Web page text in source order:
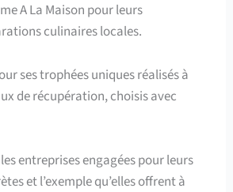
A La Maison pour leurs
culinaireslocales.
sestrophéesuniquesréalisés à
de récupération, choisis avec
entreprises engagées pour leurs
et l’exemple qu’elles offrent à